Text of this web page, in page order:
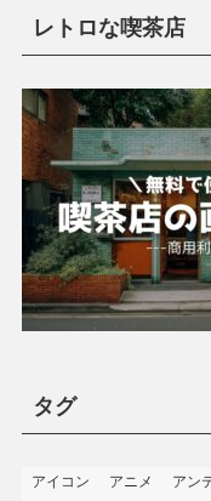
レトロな喫茶店
タグ
アイコン アニメ アン